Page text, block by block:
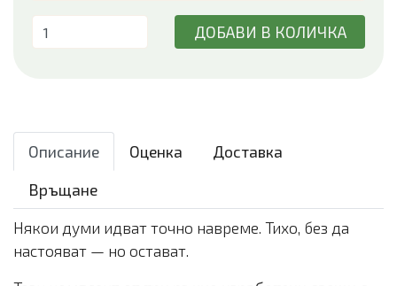
ДОБАВИ В КОЛИЧКА
Описание Оценка
Доставка
Връщане
Някои думи идват точно навреме. Тихо, без да
настояват — но остават.